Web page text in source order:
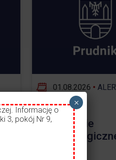
01.08.2026 •
ostrzeżenie
Informację o
3, pokój Nr 9,
×